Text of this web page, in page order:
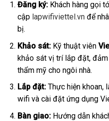
Đăng ký:Khách hàng gọi
cập lapwifiviettel.vnđể
bị.
Khảo sát:Kỹ thuật viên
khảo sát vị trí lắp đặt,
thẩm mỹ cho ngôi nhà.
Lắp đặt:Thực hiện khoan,
wifi và cài đặt ứng dụng
Bàn giao:Hướng dẫn